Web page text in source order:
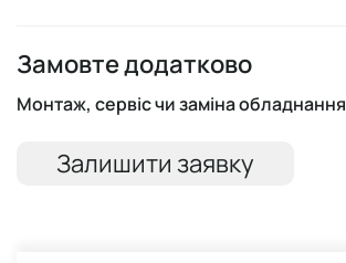
Замовте додатково
Монтаж, сервіс чи заміна обладнання
Залишити заявку